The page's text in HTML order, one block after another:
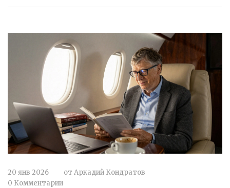
20 янв 2026 от Аркадий Кондратов
0 Комментарии